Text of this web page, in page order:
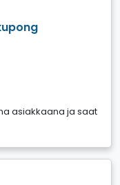
asiakkaana ja saat